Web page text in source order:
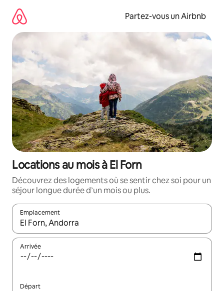
directement
contenu
Partez-vous un Airbnb
Locations au mois à El Forn
Découvrez des logements où se sentir chez soi pour un
séjour longue durée d’un mois ou plus.
Emplacement
Quand les résultats sont affichés, parcourez-les en utilisant
Arrivée
Départ